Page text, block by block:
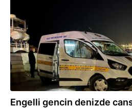
Engelli gencin denizde